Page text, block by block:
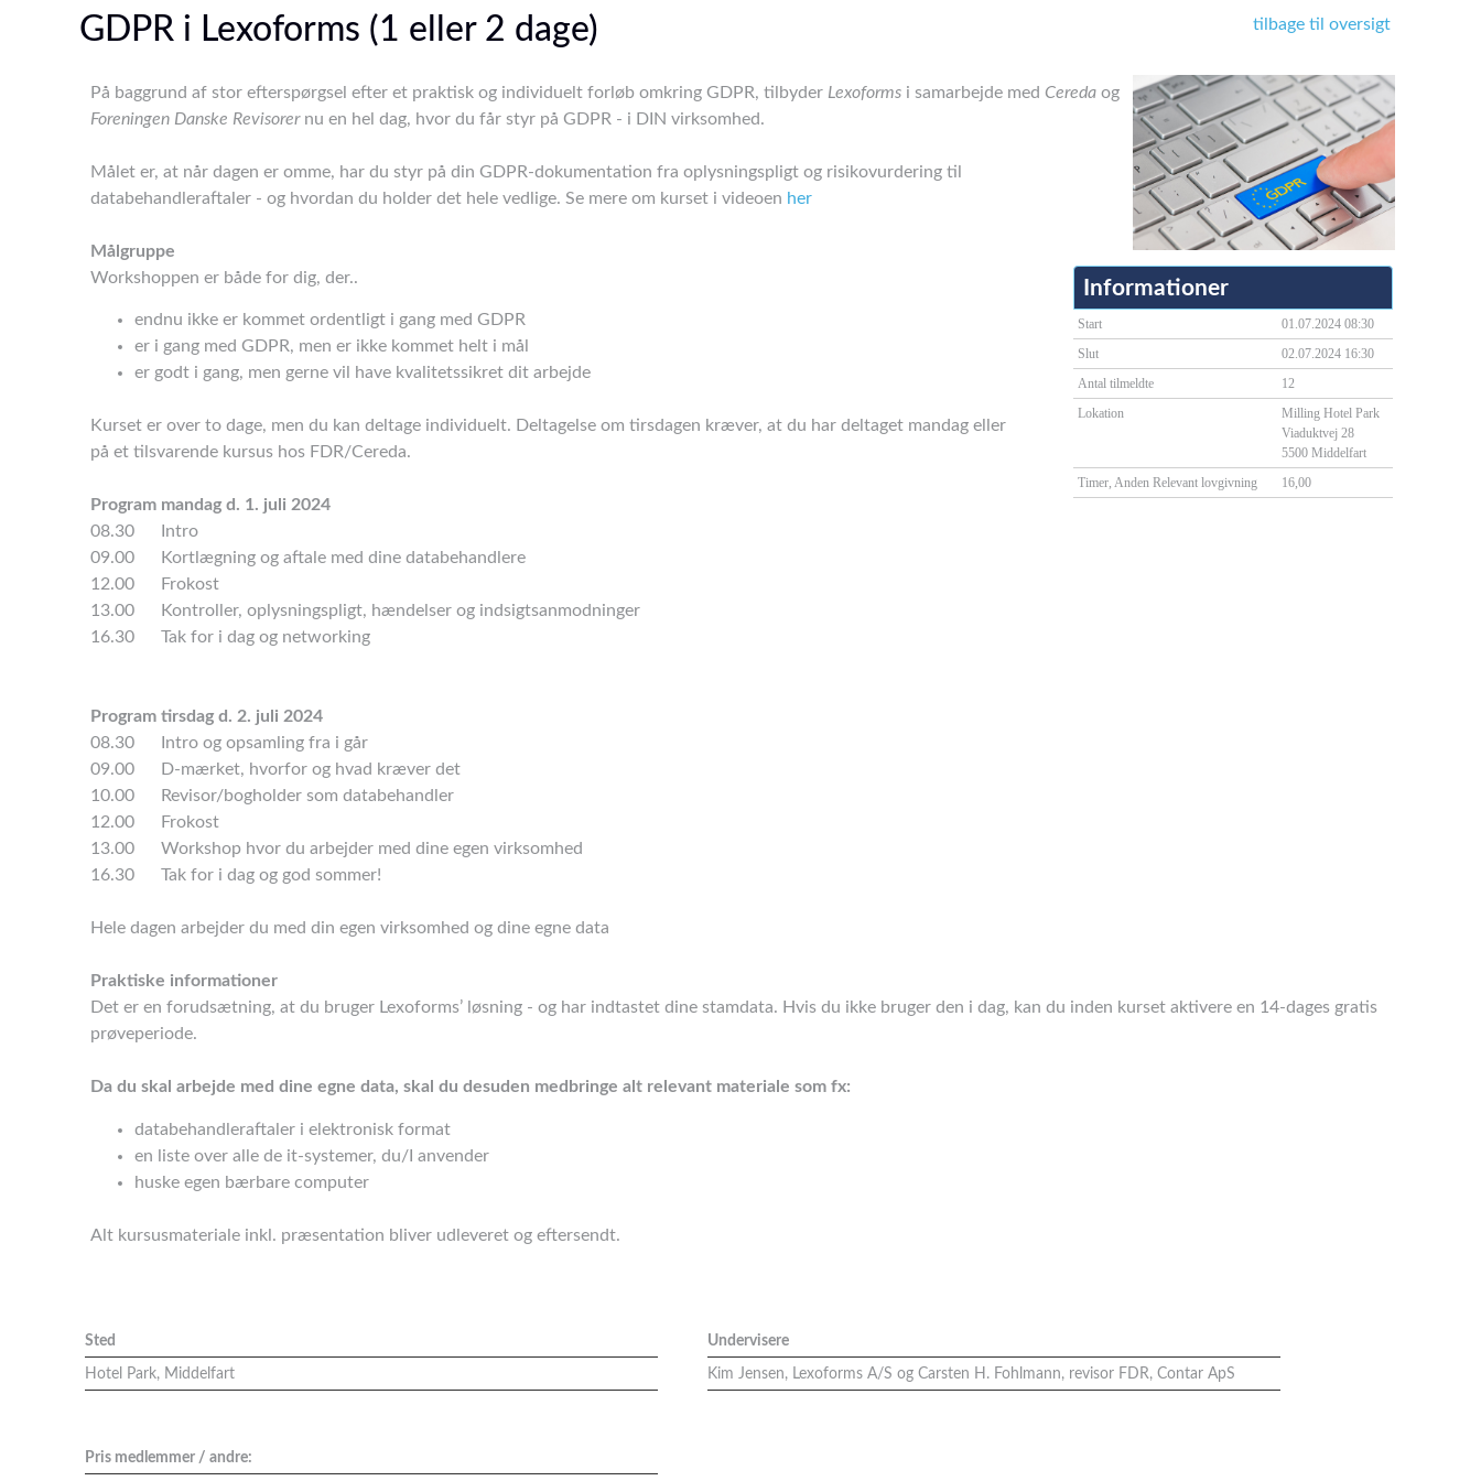
tilbage til oversigt
GDPR i Lexoforms (1 eller 2 dage)
Informationer
Start
01.07.2024 08:30
Slut
02.07.2024 16:30
Antal tilmeldte
12
Lokation
Milling Hotel Park
Viaduktvej 28
5500 Middelfart
Timer, Anden Relevant lovgivning
16,00
På baggrund af stor efterspørgsel efter et praktisk og individuelt forløb omkring GDPR, tilbyder Lexoforms i samarbejde med Cereda og
Foreningen Danske Revisorernu en hel dag, hvor du får styr på GDPR - i DIN virksomhed.
Målet er, at når dagen er omme, har du styr på din GDPR-dokumentation fra oplysningspligt og risikovurdering til
databehandleraftaler - og hvordan du holder det hele vedlige. Se mere om kurset i videoen her
Målgruppe
Workshoppen er både for dig, der..
endnu ikke er kommet ordentligt i gang med GDPR
er i gang med GDPR, men er ikke kommet helt i mål
er godt i gang, men gerne vil have kvalitetssikret dit arbejde
Kurset er over to dage, men du kan deltage individuelt. Deltagelse om tirsdagen kræver, at du har deltaget mandag eller
på et tilsvarende kursus hos FDR/Cereda.
Program mandag d. 1. juli 2024
08.30 Intro
09.00 Kortlægning og aftale med dine databehandlere
12.00 Frokost
13.00 Kontroller, oplysningspligt, hændelser og indsigtsanmodninger
16.30 Tak for i dag og networking
Program tirsdag d. 2. juli 2024
08.30 Intro og opsamling fra i går
09.00 D-mærket, hvorfor og hvad kræver det
10.00 Revisor/bogholder som databehandler
12.00 Frokost
13.00 Workshop hvor du arbejder med dine egen virksomhed
16.30 Tak for i dag og god sommer!
Hele dagen arbejder du med din egen virksomhed og dine egne data
Praktiske informationer
Det er en forudsætning, at du bruger Lexoforms’ løsning - og har indtastet dine stamdata. Hvis du ikke bruger den i dag, kan du inden kurset aktivere en 14-dages gratis
prøveperiode.
Da du skal arbejde med dine egne data, skal du desuden medbringe alt relevant materiale som fx:
databehandleraftaler i elektronisk format
en liste over alle de it-systemer, du/I anvender
huske egen bærbare computer
Alt kursusmateriale inkl. præsentation bliver udleveret og eftersendt.
Sted
Hotel Park, Middelfart
Undervisere
Kim Jensen, Lexoforms A/S og Carsten H. Fohlmann, revisor FDR, Contar ApS
Pris medlemmer / andre: